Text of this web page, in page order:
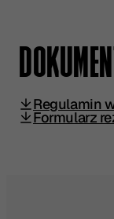
Regulamin
Formularz